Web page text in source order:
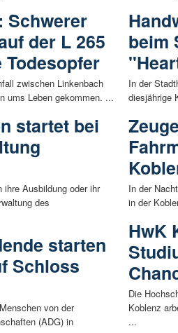
Schwerer
der L 265
zwischen Linkenbach
ums Leben gekommen. ...
startet bei
ihre Ausbildung oder ihr
des
starten
Schloss
von der
(ADG) in
beim
In der
diesjährige
In der
in der
HwK
Die
Koblenz
...